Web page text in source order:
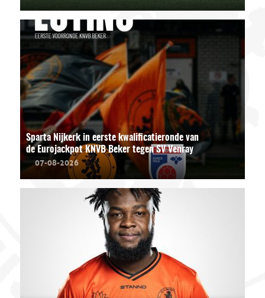
Sparta Nijkerk in eerste kwalificatieronde van
de Eurojackpot KNVB Beker tegen SV Venray
07-08-2026